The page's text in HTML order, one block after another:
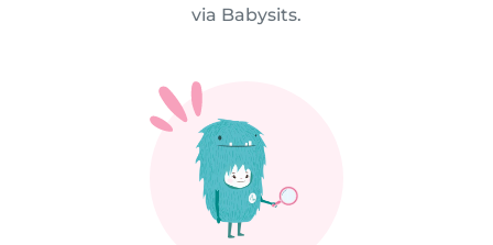
via Babysits.